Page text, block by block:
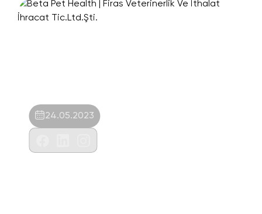
24.05.2023